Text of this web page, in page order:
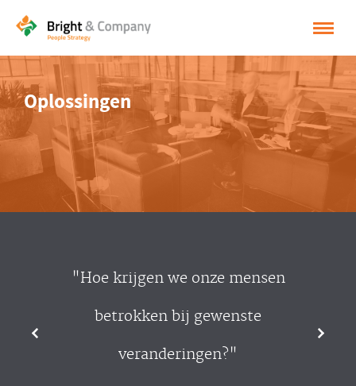
HOME
OPLOSSINGEN
CASES
INSPIRATIE
OVER BRIGHT & COMPANY
NEDERLANDS
ENGLISH
Oplossingen
"Hoe krijgen we onze mensen
betrokken bij gewenste
veranderingen?"